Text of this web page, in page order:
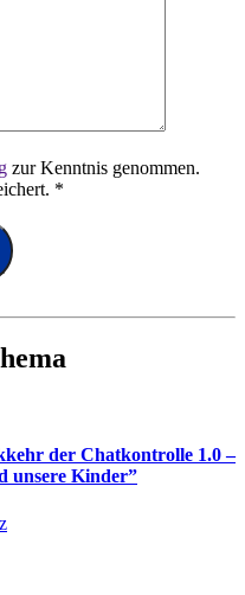
zur Kenntnis genommen.
*
der Chatkontrolle 1.0 –
unsere Kinder”